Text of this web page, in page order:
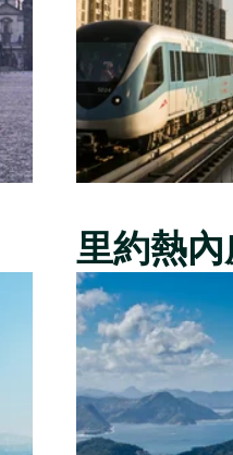
里約熱